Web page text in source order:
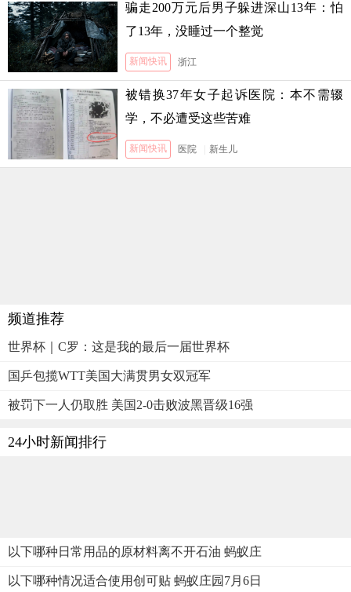
骗走200万元后男子躲进深山13年：怕
了13年，没睡过一个整觉
新闻快讯 浙江
被错换37年女子起诉医院：本不需辍
学，不必遭受这些苦难
新闻快讯 医院 新生儿
频道推荐
世界杯｜C罗：这是我的最后一届世界杯
国乒包揽WTT美国大满贯男女双冠军
被罚下一人仍取胜 美国2-0击败波黑晋级16强
24小时新闻排行
以下哪种日常用品的原材料离不开石油 蚂蚁庄
以下哪种情况适合使用创可贴 蚂蚁庄园7月6日